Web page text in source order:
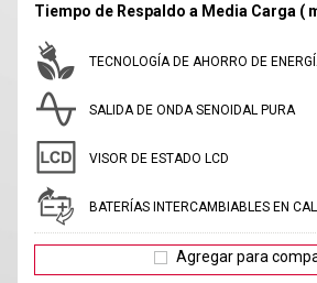
Tiempo de Respaldo a Media Carga (
TECNOLOGÍA DE AHORRO DE
SALIDA DE ONDA SENOIDAL PURA
VISOR DE ESTADO LCD
BATERÍAS INTERCAMBIABLES EN
Agregar para